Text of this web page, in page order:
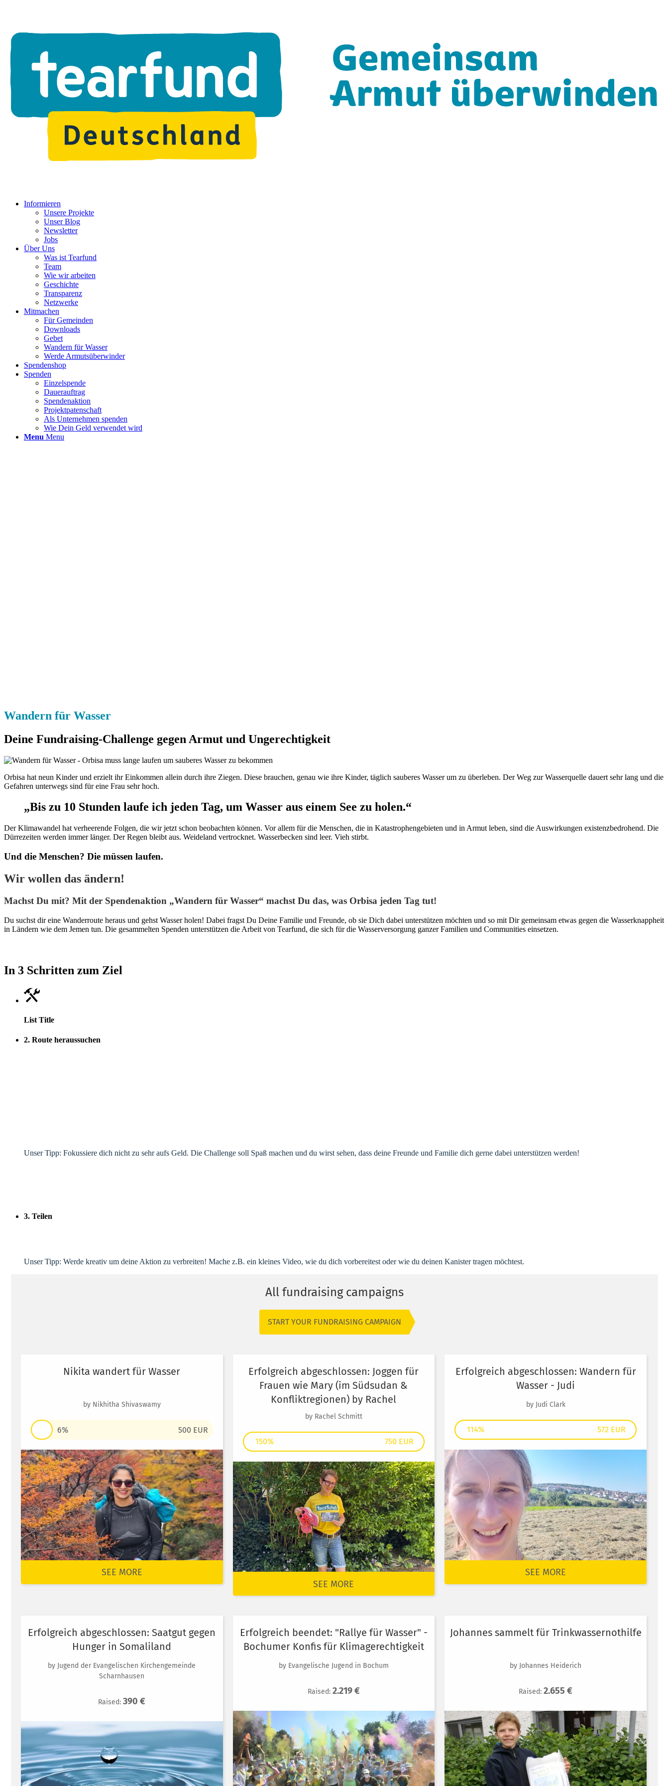
Informieren
Unsere Projekte
Unser Blog
Newsletter
Jobs
Über Uns
Was ist Tearfund
Team
Wie wir arbeiten
Geschichte
Transparenz
Netzwerke
Mitmachen
Für Gemeinden
Downloads
Gebet
Wandern für Wasser
Werde Armutsüberwinder
Spendenshop
Spenden
Einzelspende
Dauerauftrag
Spendenaktion
Projektpatenschaft
Als Unternehmen spenden
Wie Dein Geld verwendet wird
Menu Menu
Wandern für Wasser
Deine Fundraising-Challenge gegen Armut und Ungerechtigkeit
Orbisa hat neun Kinder und erzielt ihr Einkommen allein durch ihre Ziegen. Diese brauchen, genau wie ihre Kinder, täglich sauberes Wasser um zu überleben. Der Weg zur Wasserquelle dauert sehr lang und die
Gefahren unterwegs sind für eine Frau sehr hoch.
„Bis zu 10 Stunden laufe ich jeden Tag, um Wasser aus einem See zu holen.“
Der Klimawandel hat verheerende Folgen, die wir jetzt schon beobachten können. Vor allem für die Menschen, die in Katastrophengebieten und in Armut leben, sind die Auswirkungen existenzbedrohend. Die
Dürrezeiten werden immer länger. Der Regen bleibt aus. Weideland vertrocknet. Wasserbecken sind leer. Vieh stirbt.
Und die Menschen? Die müssen laufen.
Wir wollen das ändern!
Machst Du mit? Mit der Spendenaktion „Wandern für Wasser“ machst Du das, was Orbisa jeden Tag tut!
Du suchst dir eine Wanderroute heraus und gehst Wasser holen! Dabei fragst Du Deine Familie und Freunde, ob sie Dich dabei unterstützen möchten und so mit Dir gemeinsam etwas gegen die Wasserknappheit
in Ländern wie dem Jemen tun. Die gesammelten Spenden unterstützen die Arbeit von Tearfund, die sich für die Wasserversorgung ganzer Familien und Communities einsetzen.
In 3 Schritten zum Ziel
List Title
2. Route heraussuchen
Unser Tipp: Fokussiere dich nicht zu sehr aufs Geld. Die Challenge soll Spaß machen und du wirst sehen, dass deine Freunde und Familie dich gerne dabei unterstützen werden!
3. Teilen
Unser Tipp: Werde kreativ um deine Aktion zu verbreiten! Mache z.B. ein kleines Video, wie du dich vorbereitest oder wie du deinen Kanister tragen möchtest.